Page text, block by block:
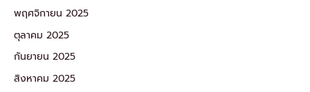
พฤศจิกายน 2025
ตุลาคม 2025
กันยายน 2025
สิงหาคม 2025